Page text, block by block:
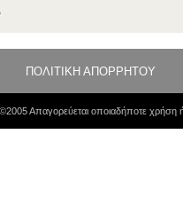
ΠΟΛΙΤΙΚΗ ΑΠΟΡΡΗΤΟΥ
©2005 Απαγορεύεται οποιαδήποτε χρήση